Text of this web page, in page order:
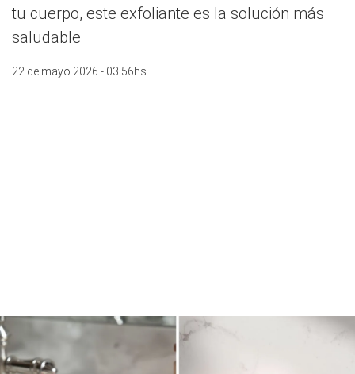
tu cuerpo, este exfoliante es la solución más
saludable
22 de mayo 2026 - 03:56hs